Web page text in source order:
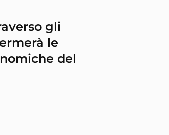
gli
le
del